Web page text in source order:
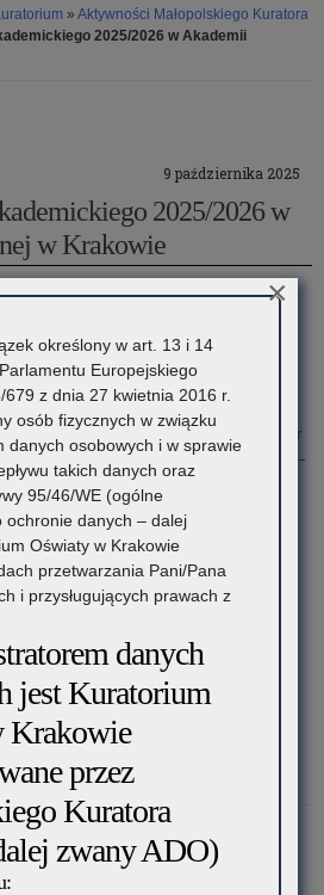
» Aktywności Małopolskiego Kuratora
2025/2026 w Akademii
9 października 2025
2025/2026 w
w Krakowie
Akademii Muzycznej im. Krzysztofa
oficjalnie zainaugurowano nowy rok
udział wzięli m.in. wojewoda
Małopolska Kurator Oświaty – dr
województwa małopolskiego –
wręczono także odznaczenia
Polskiej nadał je
Akademii. Pracownicy otrzymali:
Polski, Krzyże Zasługi, a
Służbę. Ponadto Minister Kultury i
Medale „Zasłużony Kulturze
„Zasłużony dla Kultury Polskiej”.
jako medium relacji
dr hab. Piotr Sztompka, profesor
określony w art. 13 i 14
Europejskiego
z dnia 27 kwietnia 2016 r.
osób fizycznych w związku
danych osobowych i w sprawie
takich danych oraz
95/46/WE (ogólne
ochronie danych – dalej
Oświaty w Krakowie
przetwarzania Pani/Pana
i przysługujących prawach z
danych
jest Kuratorium
Krakowie
przez
Kuratora
zwany ADO)
×